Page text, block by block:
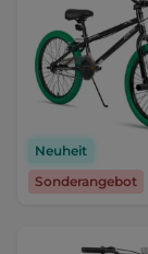
Neuheit
Sonderangebot